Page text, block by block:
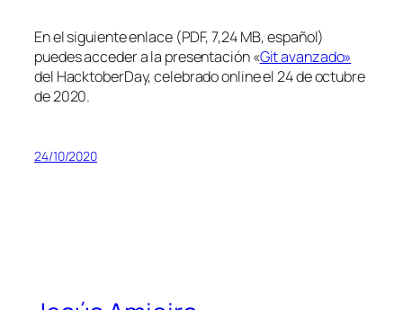
En el siguiente enlace (PDF, 7,24 MB, español)
puedes acceder a la presentación «Git avanzado»
del HacktoberDay, celebrado online el 24 de octubre
de 2020.
24/10/2020